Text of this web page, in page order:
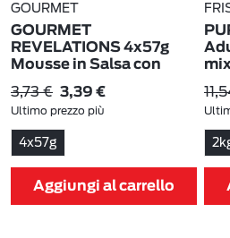
GOURMET
GOURMET
REVELATIONS 4x57g
Mousse in Salsa con
3,73 € 3,39 €
Ultimo prezzo più
basso: 3,73 €
4x57g
Aggiungi al carrello